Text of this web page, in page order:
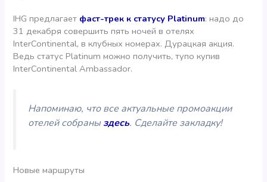
IHG предлагает фаст-трек к статусу Platinum: надо до
31 декабря совершить пять ночей в отелях
InterContinental, в клубных номерах. Дурацкая акция.
Ведь статус Platinum можно получить, тупо купив
InterContinental Ambassador.
Напоминаю, что все актуальные промоакции
отелей собраныздесь. Сделайте закладку!
Новые маршруты